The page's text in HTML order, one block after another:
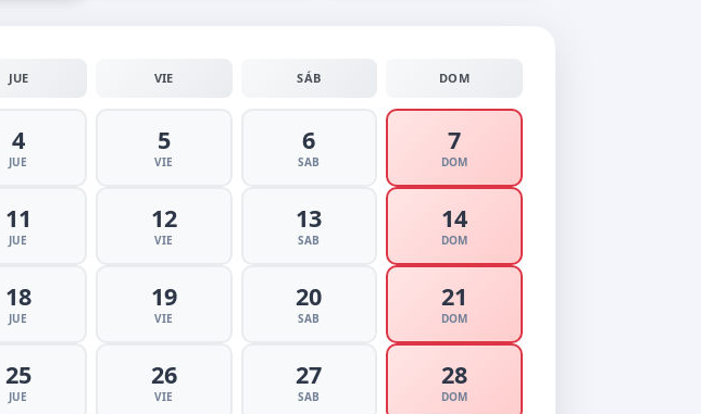
JUE VIE SÁB DOM
4
JUE
5
VIE
6
SAB
7
DOM
11
JUE
12
VIE
13
SAB
14
DOM
18
JUE
19
VIE
20
SAB
21
DOM
25
JUE
26
VIE
27
SAB
28
DOM